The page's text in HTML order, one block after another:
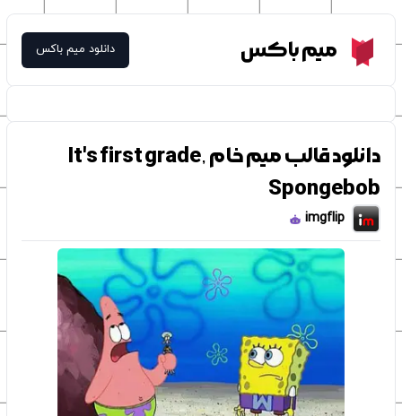
Meme Boxمیم باکس دانلود میم باکس
دانلود قالب میم خام It's first grade,
Spongebob
imgflip